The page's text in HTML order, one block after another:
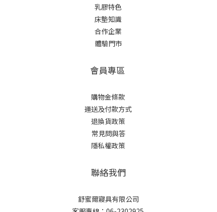
乳膠特色
床墊知識
合作企業
體驗門市
會員專區
購物金條款
運送及付款方式
退換貨政策
常見問與答
隱私權政策
聯絡我們
舒蜜爾寢具有限公司